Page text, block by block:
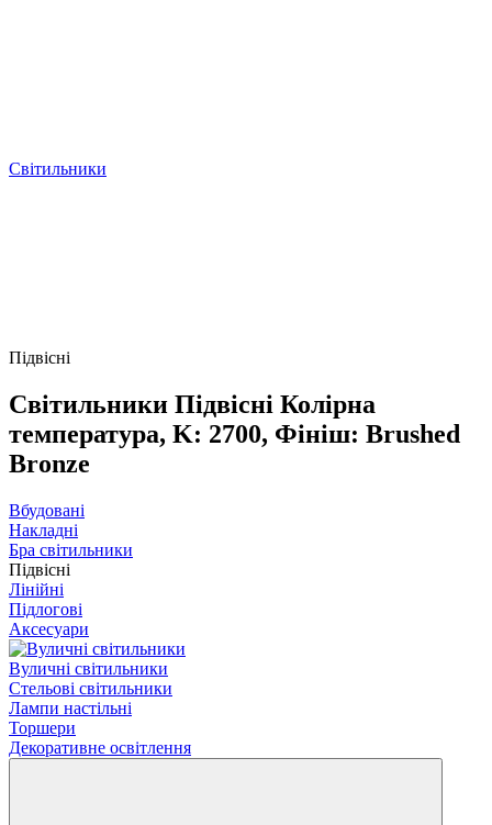
Світильники
Підвісні
Світильники Підвісні Колірна
температура, K: 2700, Фініш: Brushed
Bronze
Вбудовані
Накладні
Бра світильники
Підвісні
Лінійні
Підлогові
Аксесуари
Вуличні світильники
Стельові світильники
Лампи настільні
Торшери
Декоративне освітлення